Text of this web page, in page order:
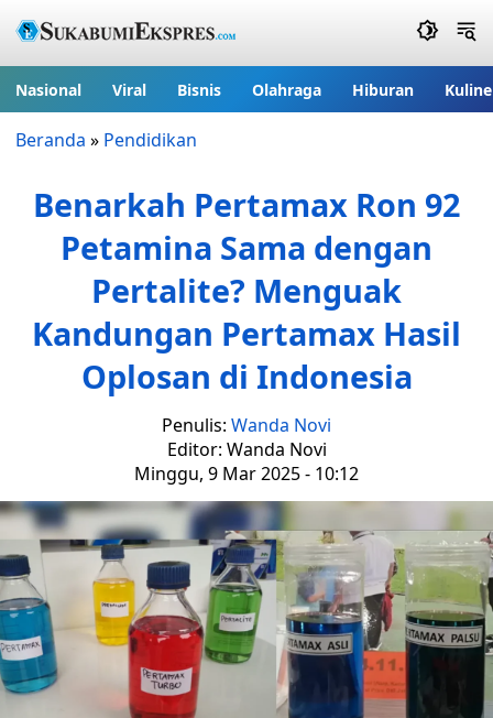
Nasional Viral Bisnis Olahraga Hiburan
Beranda » Pendidikan
Benarkah Pertamax Ron 92
Petamina Sama dengan
Pertalite? Menguak
Kandungan Pertamax Hasil
Oplosan di Indonesia
Penulis: Wanda Novi
Editor: Wanda Novi
Minggu, 9 Mar 2025 - 10:12